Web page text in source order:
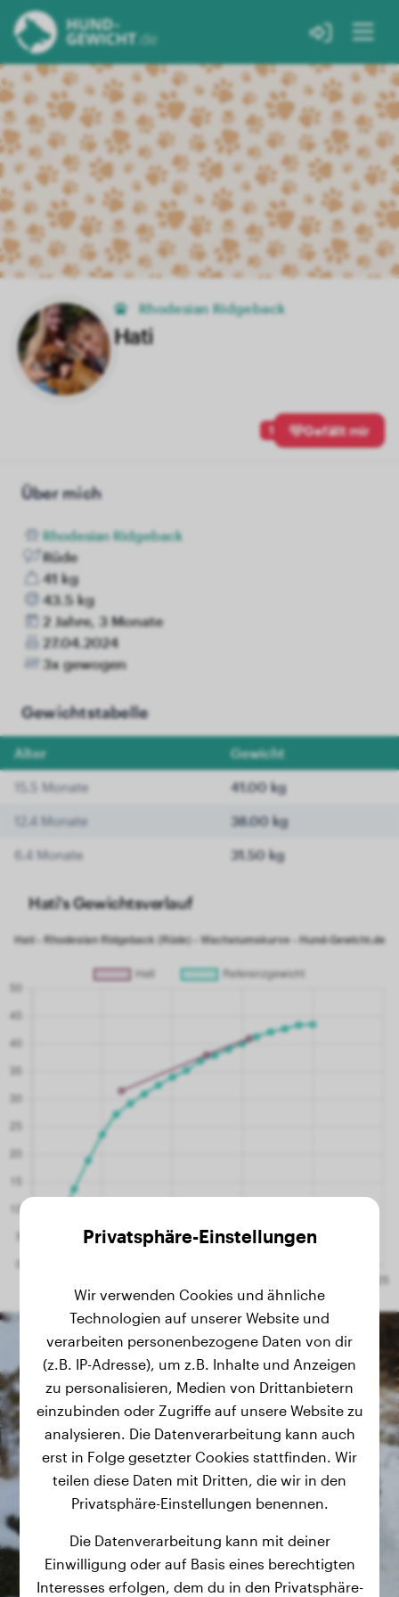
Rhodesian Ridgeback
Hati
1 Gefällt mir
Über mich
Rhodesian Ridgeback
Rüde
41 kg
43.5 kg
2 Jahre, 3 Monate
27.04.2024
3x gewogen
Gewichtstabelle
Alter Gewicht
15.5 Monate 41.00 kg
12.4 Monate 38.00 kg
6.4 Monate 31.50 kg
Hati's Gewichtsverlauf
Privatsphäre-Einstellungen
Wir verwenden Cookies und ähnliche
Technologien auf unserer Website und
verarbeiten personenbezogene Daten von dir
(z.B. IP-Adresse), um z.B. Inhalte und Anzeigen
zu personalisieren, Medien von Drittanbietern
einzubinden oder Zugriffe auf unsere Website zu
analysieren. Die Datenverarbeitung kann auch
erst in Folge gesetzter Cookies stattfinden. Wir
teilen diese Daten mit Dritten, die wir in den
Privatsphäre-Einstellungen benennen.
Die Datenverarbeitung kann mit deiner
Einwilligung oder auf Basis eines berechtigten
Interesses erfolgen, dem du in den Privatsphäre-